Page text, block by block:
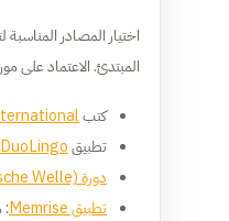
اختيار المصادر
المبتدئ. الاعتماد على
كتب
تطبيقDuoLingo
دورة DW (Deutsche Welle):
تطبيق Memrise
: